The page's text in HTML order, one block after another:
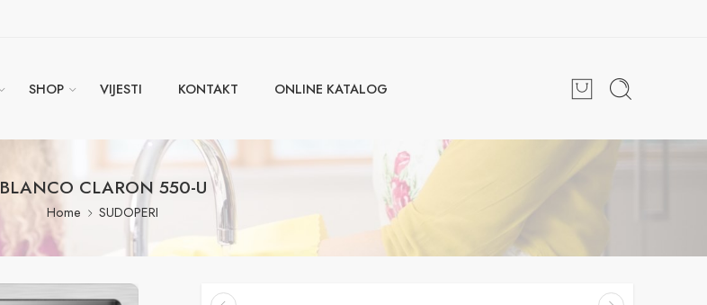
SHOP VIJESTI KONTAKT ONLINE KATALOG
BLANCO CLARON 550-U
Home SUDOPERI